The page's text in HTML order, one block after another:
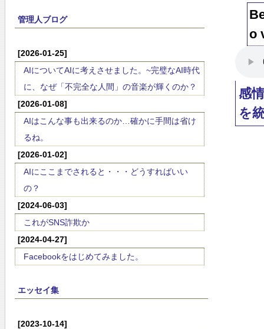
管理人ブログ
[2026-01-25]
AIについてAIに考えさせました。~完璧なAI時代
に、なぜ「不完全な人間」の音楽が輝くのか？
[2026-01-08]
AIはこんな事も出来るのか…確かに手間は省け
るね。
[2026-01-02]
AIにここまでされると・・・どうすればいい
の？
[2024-06-03]
これがSNS詐欺か
[2024-04-27]
Facebookをはじめてみました。
エッセイ集
[2023-10-14]
o
感
を